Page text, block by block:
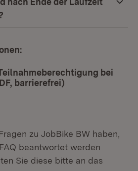
bei
barrierefrei)
zu JobBike BW haben,
beantwortet werden
Sie diese bitte an das